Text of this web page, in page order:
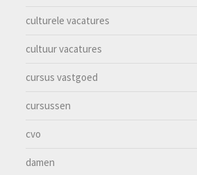
culturele vacatures
cultuur vacatures
cursus vastgoed
cursussen
cvo
damen